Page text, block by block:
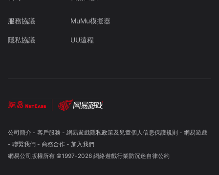
服務協議
隱私協議
MuMu模擬器
UU遠程
公司簡介- 客戶服務 - 網易遊戲隱私政策及兒童個人信息保護規則 - 網易遊戲
- 聯繫我們- 商務合作- 加入我們
網易公司版權所有 ©1997-2026 網絡遊戲行業防沉迷自律公約